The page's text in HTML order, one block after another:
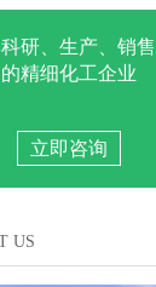
研、生产、销售
的精细化工企业
立即咨询
US